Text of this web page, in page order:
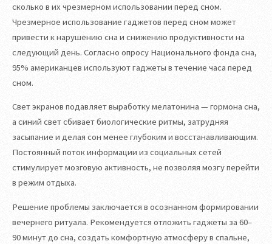
сколько в их чрезмерном использовании перед сном.
Чрезмерное использование гаджетов перед сном может
привести к нарушению сна и снижению продуктивности на
следующий день. Согласно опросу Национального фонда сна,
95% американцев используют гаджеты в течение часа перед
сном.
Свет экранов подавляет выработку мелатонина — гормона сна,
а синий свет сбивает биологические ритмы, затрудняя
засыпание и делая сон менее глубоким и восстанавливающим.
Постоянный поток информации из социальных сетей
стимулирует мозговую активность, не позволяя мозгу перейти
в режим отдыха.
Решение проблемы заключается в осознанном формировании
вечернего ритуала. Рекомендуется отложить гаджеты за 60–
90 минут до сна, создать комфортную атмосферу в спальне,